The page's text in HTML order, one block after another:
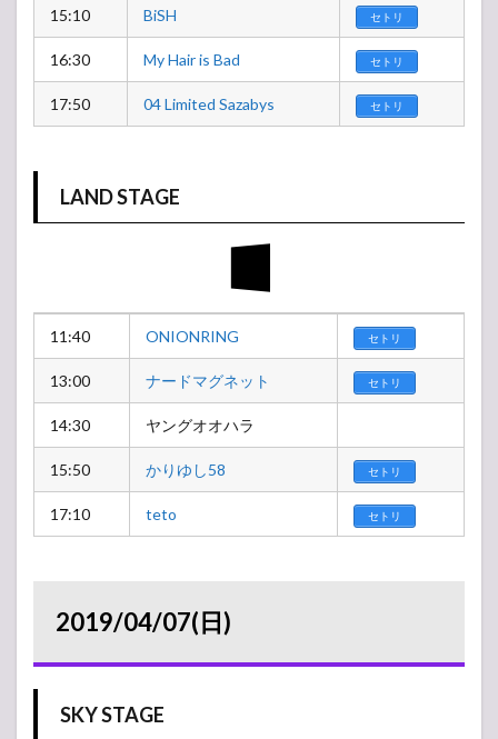
15:10 BiSH セトリ
16:30 My Hair is Bad セトリ
17:50 04 Limited Sazabys セトリ
LAND STAGE
11:40 ONIONRING セトリ
13:00 ナードマグネット セトリ
14:30 ヤングオオハラ
15:50 かりゆし58 セトリ
17:10 teto セトリ
2019/04/07(日)
SKY STAGE